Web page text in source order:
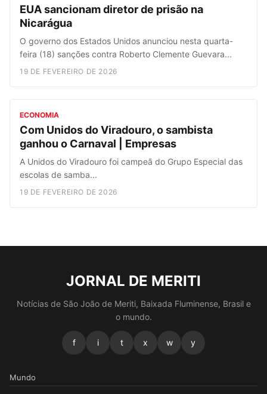
EUA sancionam diretor de prisão na
Nicarágua
O governo dos Estados Unidos anunciou nesta quarta-
feira (18) sanções contra Roberto Clemente Guevara...
19 DE FEVEREIRO DE 2026
ECONOMIA
Com Unidos do Viradouro, o sambista
ganhou o Carnaval | Empresas
A Unidos do Viradouro foi campeã do Grupo Especial das
escolas de samba...
19 DE FEVEREIRO DE 2026
JORNAL DE MERITI
Notícias de São João de Meriti, Baixada Fluminense, Brasil e
o mundo.
f i t x w y
Mundo